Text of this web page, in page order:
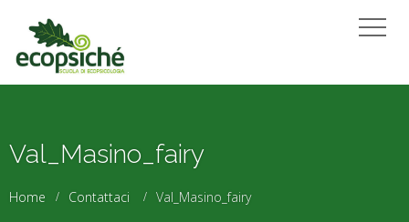
Val_Masino_fairy
Home Contattaci Val_Masino_fairy